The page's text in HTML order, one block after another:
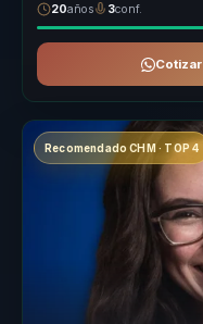
20años 3conf.
Cotizar
Recomendado CHM · TOP 4